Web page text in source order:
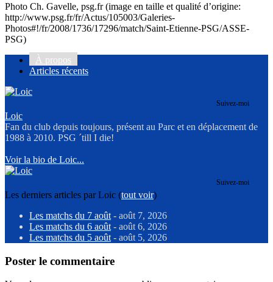
Photo Ch. Gavelle, psg.fr (image en taille et qualité d’origine:
http://www.psg.fr/fr/Actus/105003/Galeries-
Photos#!/fr/2008/1736/17296/match/Saint-Etienne-PSG/ASSE-
PSG)
À propos
Articles récents
Suivez-moi
Loic
Fan du club depuis toujours, présent au Parc et en déplacement de
1988 à 2010. PSG ´till I die!
Voir la bio de Loic...
Suivez-moi
Les derniers articles par Loic (tout voir)
Les matchs du 7 août - août 7, 2026
Les matchs du 6 août - août 6, 2026
Les matchs du 5 août - août 5, 2026
Poster le commentaire